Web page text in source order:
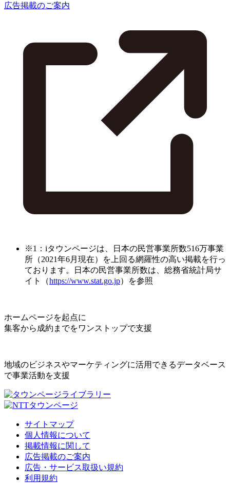
広告掲載のご案内
※1：iタウンページは、日本の民営事業所数516万事業
所（2021年6月現在）を上回る網羅性の高い掲載を行っ
ております。日本の民営事業所数は、総務省統計局サ
イト（https://www.stat.go.jp）を参照
ホームページを起点に
集客から成約までをワンストップで支援
地域のビジネスやマーケティングに活用できるデータベース
で事業活動を支援
サイトマップ
個人情報について
掲載情報に関して
広告掲載のご案内
広告・サービス取扱い規約
利用規約